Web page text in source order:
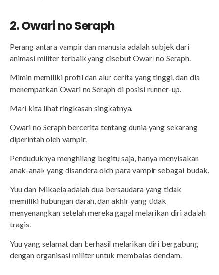
2. Owari no Seraph
Perang antara vampir dan manusia adalah subjek dari
animasi militer terbaik yang disebut Owari no Seraph.
Mimin memiliki profil dan alur cerita yang tinggi, dan dia
menempatkan Owari no Seraph di posisi runner-up.
Mari kita lihat ringkasan singkatnya.
Owari no Seraph bercerita tentang dunia yang sekarang
diperintah oleh vampir.
Penduduknya menghilang begitu saja, hanya menyisakan
anak-anak yang disandera oleh para vampir sebagai budak.
Yuu dan Mikaela adalah dua bersaudara yang tidak
memiliki hubungan darah, dan akhir yang tidak
menyenangkan setelah mereka gagal melarikan diri adalah
tragis.
Yuu yang selamat dan berhasil melarikan diri bergabung
dengan organisasi militer untuk membalas dendam.